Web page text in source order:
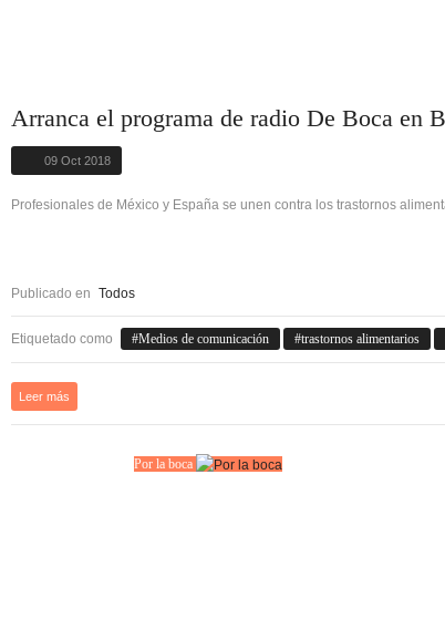
Arranca el programa de radio De Boca en
09 Oct 2018
Profesionales de México y España se unen contra los trastornos
Publicado en Todos
Etiquetado como Medios de comunicación trastornos alimentarios
Leer más
Por la boca